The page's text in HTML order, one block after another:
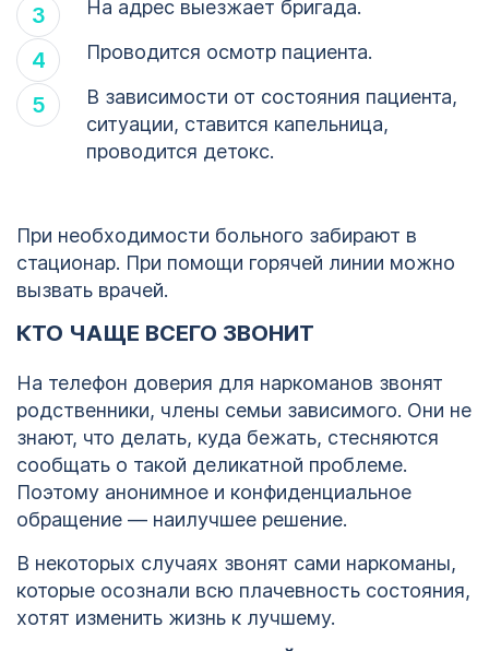
На адрес выезжает бригада.
Проводится осмотр пациента.
В зависимости от состояния пациента,
ситуации, ставится капельница,
проводится детокс.
При необходимости больного забирают в
стационар. При помощи горячей линии можно
вызвать врачей.
КТО ЧАЩЕ ВСЕГО ЗВОНИТ
На телефон доверия для наркоманов звонят
родственники, члены семьи зависимого. Они не
знают, что делать, куда бежать, стесняются
сообщать о такой деликатной проблеме.
Поэтому анонимное и конфиденциальное
обращение — наилучшее решение.
В некоторых случаях звонят сами наркоманы,
которые осознали всю плачевность состояния,
хотят изменить жизнь к лучшему.
1
123